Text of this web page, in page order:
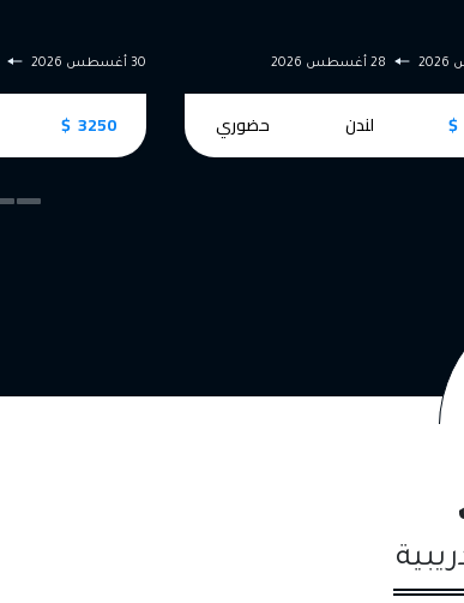
حضوري
30 أغسطس 2026 03 أغسطس 2026
المنامة 3250 $